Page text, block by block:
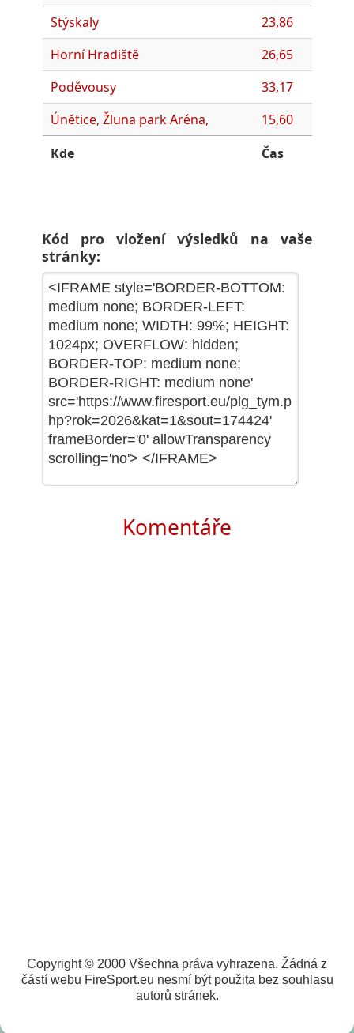
Stýskaly
23,86
Horní Hradiště
26,65
Poděvousy
33,17
Únětice, Žluna park Aréna,
15,60
Kde
Čas
Kód pro vložení výsledků na vaše
stránky:
Komentáře
Copyright © 2000 Všechna práva vyhrazena. Žádná z
částí webu FireSport.eu nesmí být použita bez souhlasu
autorů stránek.